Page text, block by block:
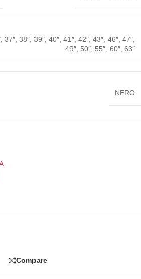
37″, 38″, 39″, 40″, 41″, 42″, 43″, 46″, 47″,
49″, 50″, 55″, 60″, 63″
NERO
Compare